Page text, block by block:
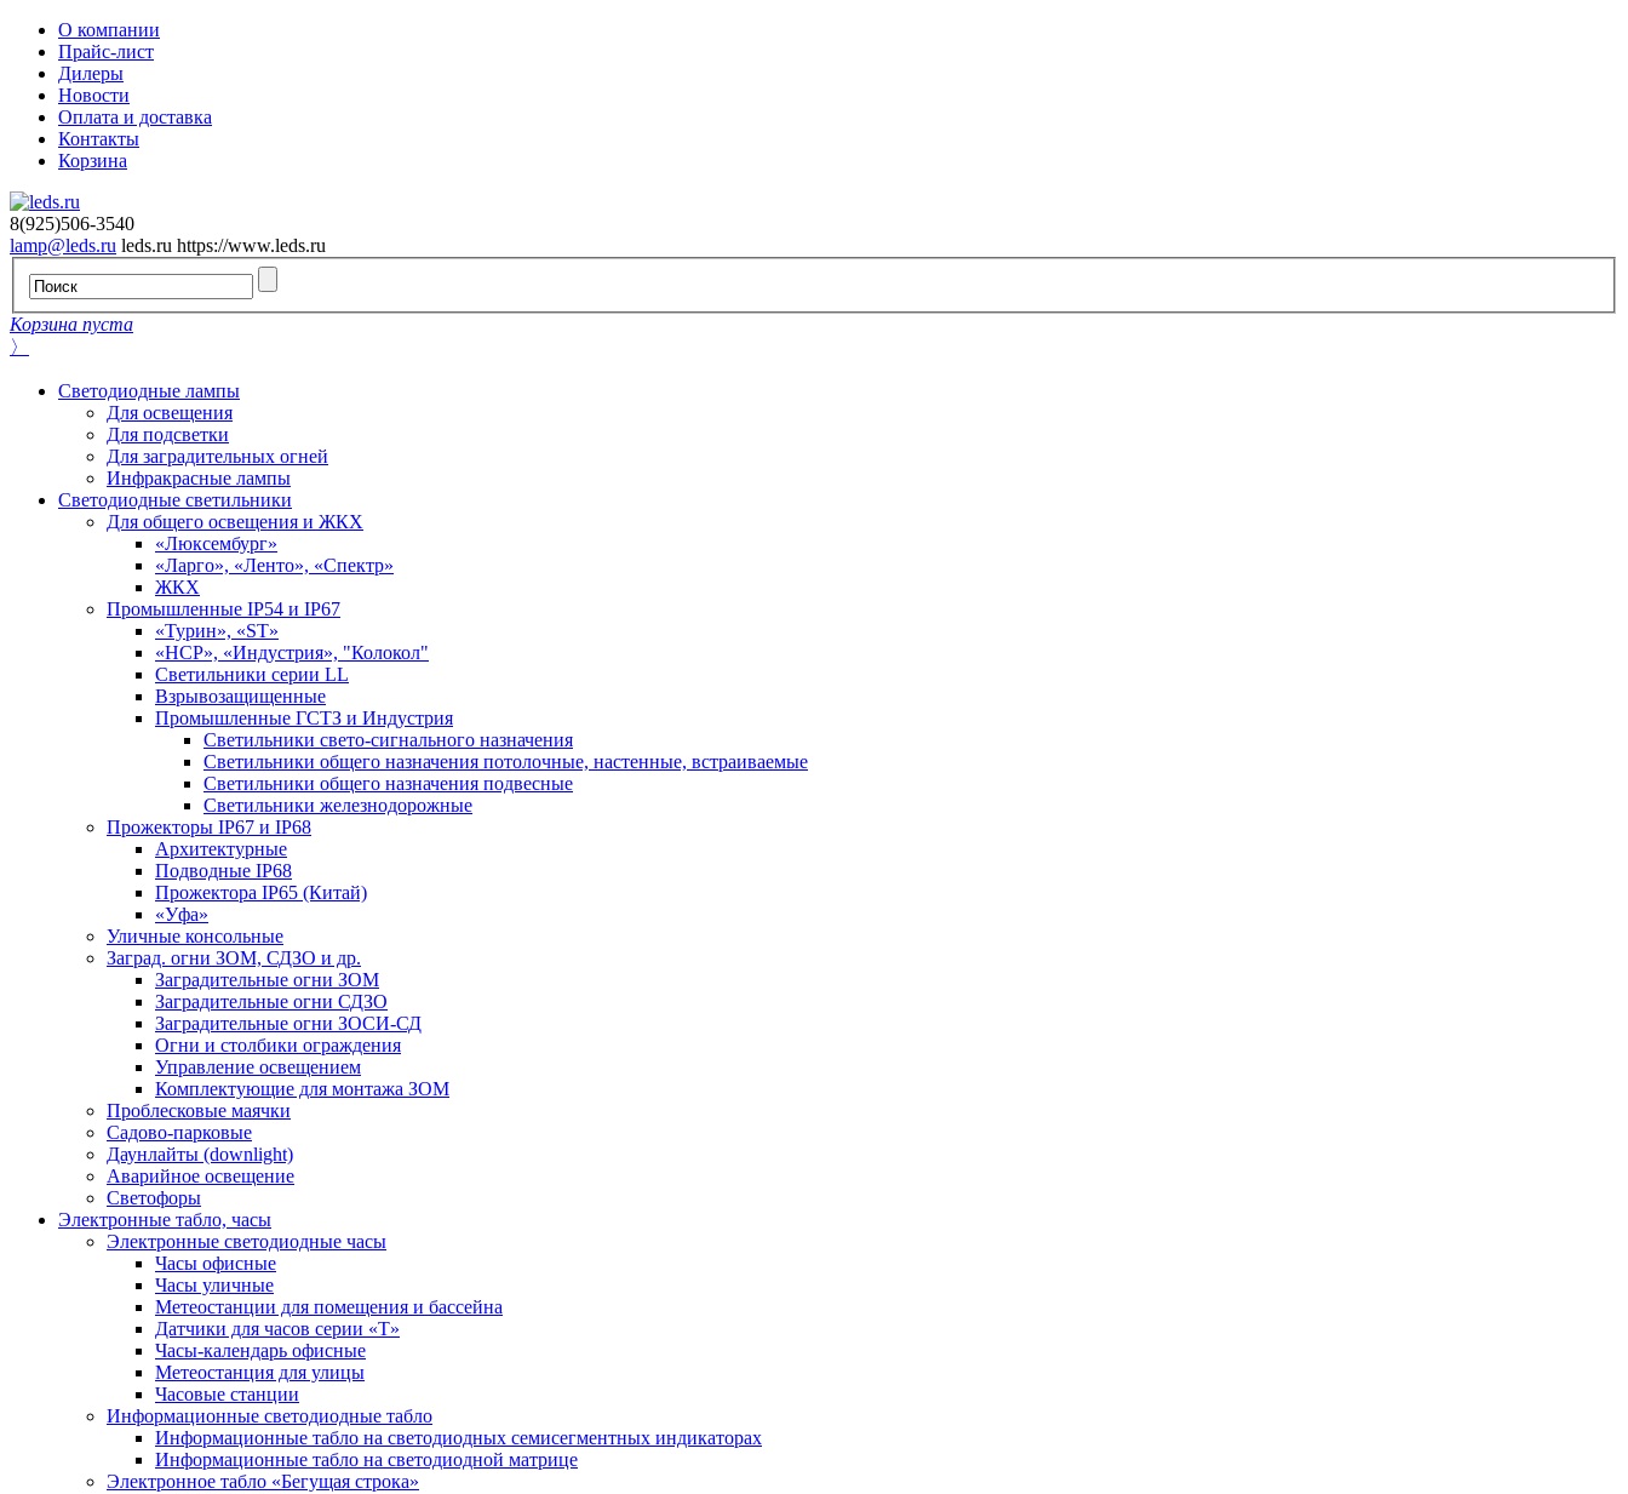
О компании
Прайс-лист
Дилеры
Новости
Оплата и доставка
Контакты
Корзина
8(925)506-3540
lamp@leds.ru leds.ru https://www.leds.ru
Корзина пуста
〉
Светодиодные лампы
Для освещения
Для подсветки
Для заградительных огней
Инфракрасные лампы
Светодиодные светильники
Для общего освещения и ЖКХ
«Люксембург»
«Ларго», «Ленто», «Спектр»
ЖКХ
Промышленные IP54 и IP67
«Турин», «ST»
«НСР», «Индустрия», "Колокол"
Светильники серии LL
Взрывозащищенные
Промышленные ГСТЗ и Индустрия
Светильники свето-сигнального назначения
Светильники общего назначения потолочные, настенные, встраиваемые
Светильники общего назначения подвесные
Светильники железнодорожные
Прожекторы IP67 и IP68
Архитектурные
Подводные IP68
Прожектора IP65 (Китай)
«Уфа»
Уличные консольные
Заград. огни ЗОМ, СДЗО и др.
Заградительные огни ЗОМ
Заградительные огни СДЗО
Заградительные огни ЗОСИ-СД
Огни и столбики ограждения
Управление освещением
Комплектующие для монтажа ЗОМ
Проблесковые маячки
Садово-парковые
Даунлайты (downlight)
Аварийное освещение
Светофоры
Электронные табло, часы
Электронные светодиодные часы
Часы офисные
Часы уличные
Метеостанции для помещения и бассейна
Датчики для часов серии «Т»
Часы-календарь офисные
Метеостанция для улицы
Часовые станции
Информационные светодиодные табло
Информационные табло на светодиодных семисегментных индикаторах
Информационные табло на светодиодной матрице
Электронное табло «Бегущая строка»